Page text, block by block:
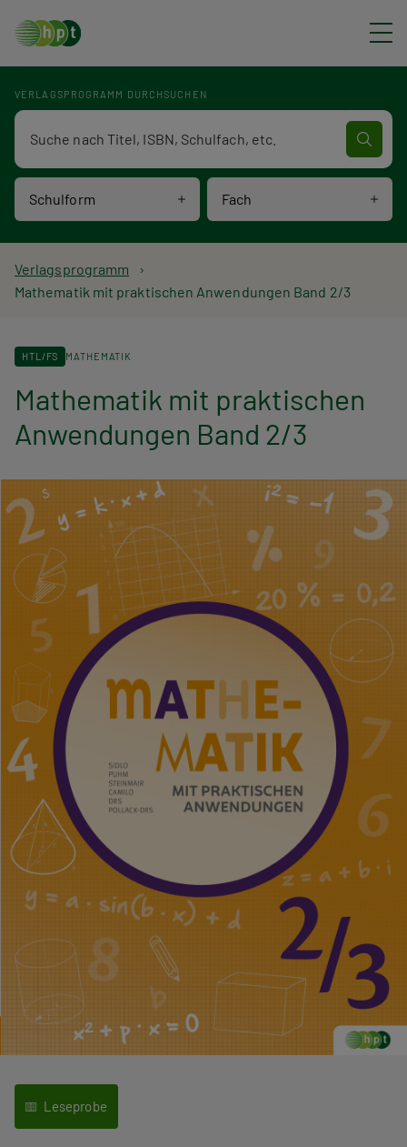
VERLAGSPROGRAMM DURCHSUCHEN
Schulform Fach
Verlagsprogramm Volltextsuche
P
a
d
n
v
i
g
a
i
o
n
Verlagsprogramm
Mathematik mit praktischen Anwendungen Band 2/3
HTL/FS MATHEMATIK
Mathematik mit praktischen
Anwendungen Band 2/3
Leseprobe